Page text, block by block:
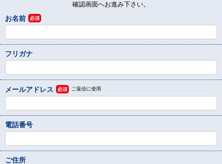
確認画面へお進み下さい。
お名前 必須
フリガナ
メールアドレス 必須 ご返信に使用
電話番号
ご住所